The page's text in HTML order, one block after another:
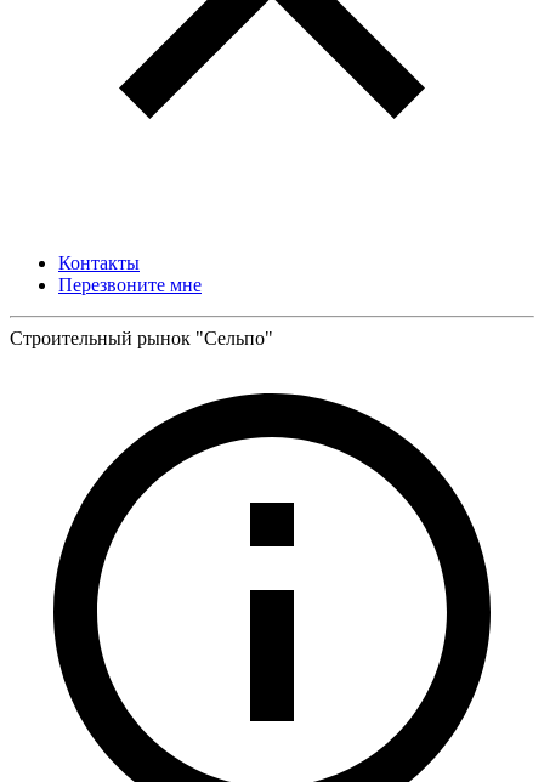
Контакты
Перезвоните мне
Строительный рынок "Сельпо"